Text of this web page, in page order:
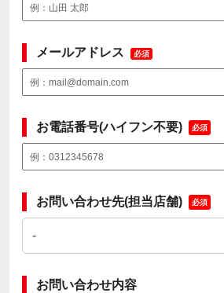
メールアドレス 必須
お電話番号(ハイフン不要) 必須
お問い合わせ先(担当店舗) 必須
お問い合わせ内容